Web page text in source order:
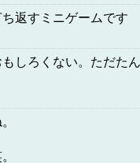
返すミニゲームです
しろくない。ただた